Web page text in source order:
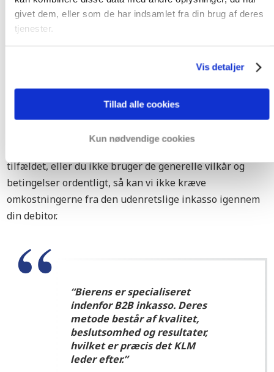
givet dem, eller som de har indsamlet fra din brug af deres
tjenester.
Vis detaljer
Tillad alle cookies
Kun nødvendige cookies
skyldte beløb.
Der er ikke nogen juridiske krav for kommercielle
morarenterne i dine generelle vilkår og betingelser på
15% af prisen med et minimum af €250 og 1% i rente
per måned. Vær sikker på at det er noteret ordneligt. Vi
tjekker dog altid om det er nedskrevet ordneligt i dine
tilfældet, eller du ikke bruger de generelle vilkår og
betingelser ordentligt, så kan vi ikke kræve
omkostningerne fra den udenretslige inkasso igennem
din debitor.
“Bierens er specialiseret
indenfor B2B inkasso. Deres
metode består af kvalitet,
beslutsomhed og resultater,
hvilket er præcis det KLM
leder efter.”